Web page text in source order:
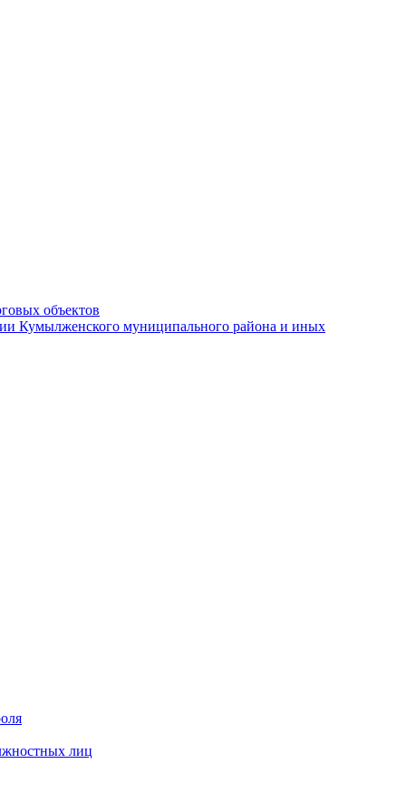
объектов
Кумылженского муниципального района и иных
лиц